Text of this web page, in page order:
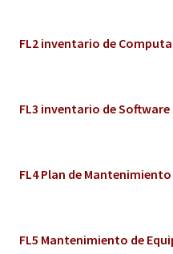
FL2 inventario de
FL3 inventario de Software
FL4 Plan de
FL5 Mantenimiento de